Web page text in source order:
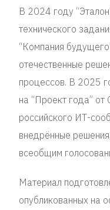
В 2024 году
технического
“Компания
отечественные
процессов. В 2025
на “Проект года” от
российского ИТ-
внедрённые
всеобщим
Материал
опубликованных на